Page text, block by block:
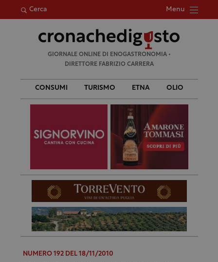
Cerca Menu
per:
GIORNALE ONLINE DI ENOGASTRONOMIA •
DIRETTORE FABRIZIO CARRERA
CONSUMI TURISMO ETNA OLIO
NUMERO 192 DEL 18/11/2010